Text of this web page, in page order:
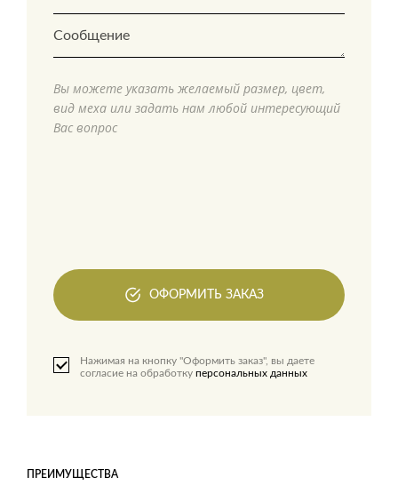
Вы можете указать желаемый размер, цвет,
вид меха или задать нам любой интересующий
Вас вопрос
ОФОРМИТЬ ЗАКАЗ
Нажимая на кнопку "Оформить заказ", вы даете
согласие на обработку персональных данных
ПРЕИМУЩЕСТВА